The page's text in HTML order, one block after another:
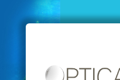
contenu